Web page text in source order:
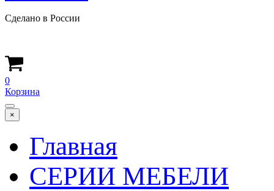
Сделано в России
0
Корзина
×
Главная
СЕРИИ МЕБЕЛИ